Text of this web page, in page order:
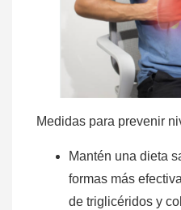
Medidas para prevenir
Mantén una dieta
formas más
de triglicéridos y